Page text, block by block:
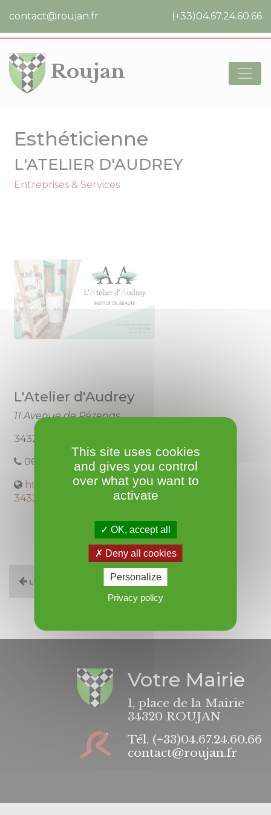
contact@roujan.fr (+33)04.67.24.60.66
Roujan
Esthéticienne
L'ATELIER D'AUDREY
Entreprises & Services
L'Atelier d'Audrey
11 Avenue de Pézenas
34320 Roujan
06.27.23.74.44
https://www.planity.com/latelier-daudrey-
34320-...
L'annuaire
Votre Mairie
1, place de la Mairie
34320 ROUJAN
Tél. (+33)04.67.24.60.66
contact@roujan.fr
This site uses cookies
and gives you control
over what you want to
activate
OK, accept all
Deny all cookies
Personalize
Privacy policy